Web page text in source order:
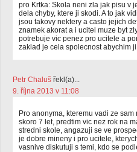
pro Krtka: Skola neni zla jak pisu v
dela chyby, ktere ji skodi. A to jak
jsou takovy nektery a casto jejich
znamek akorat a i ucitel muze byt
potrebuje vic penez pro ucitele a
zaklad je cela spolecnost abychim
Petr Chaluš řekl(a)...
9. října 2013 v 11:08
Pro anonyma, kteremu vadi ze
skoro 7 let, predtim vic nez rok na
stredni skole, angazuji se ve
je dobre mineny i pro ucitele,
vasnive diskutuji s temi, kdo se